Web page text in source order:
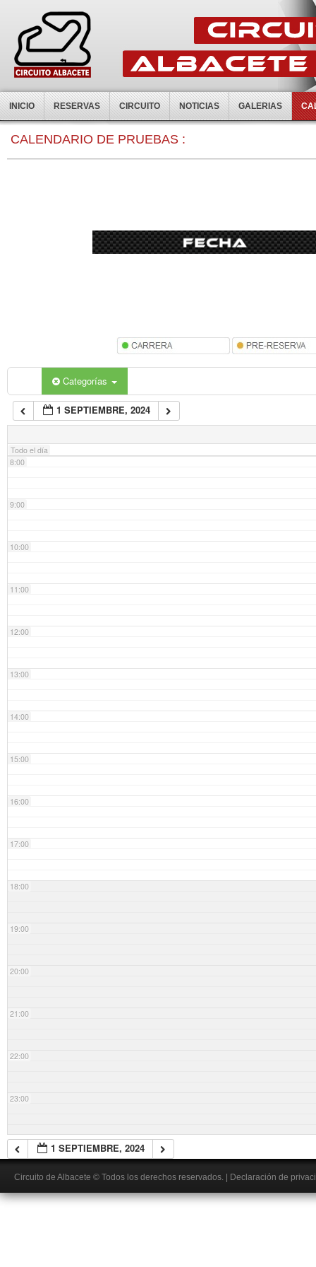
INICIO RESERVAS CIRCUITO NOTICIAS GALERIAS
CALENDARIO DE PRUEBAS :
Categorías
1 SEPTIEMBRE, 2024
Todo el día
0:00
7:00
8:00
9:00
10:00
11:00
12:00
13:00
14:00
15:00
16:00
17:00
18:00
19:00
20:00
21:00
22:00
23:00
1 SEPTIEMBRE, 2024
Circuito de Albacete © Todos los derechos reservados. Declaración de